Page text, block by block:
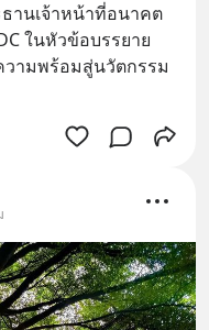
านเจ้าหน้าที่อนาคต
ในหัวข้อบรรยาย
วามพร้อมสู่นวัตกรรม